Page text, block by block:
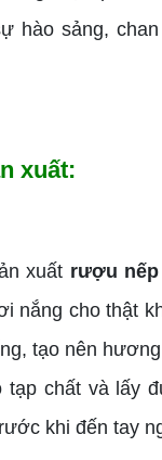
hào sảng,
xuất:
xuất rượu
nắng cho thật
tạo nên
tạp chất và lấy
khi đến tay